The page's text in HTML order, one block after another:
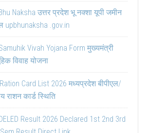
Naksha उत्तर प्रदेश भू नक्शा यूपी जमीन
upbhunaksha .gov.in
Vivah Yojana Form मुख्यमंत्री
विवाह योजना
Card List 2026 मध्यप्रदेश बीपीएल/
राशन कार्ड स्थिति
Result 2026 Declared 1st 2nd 3rd